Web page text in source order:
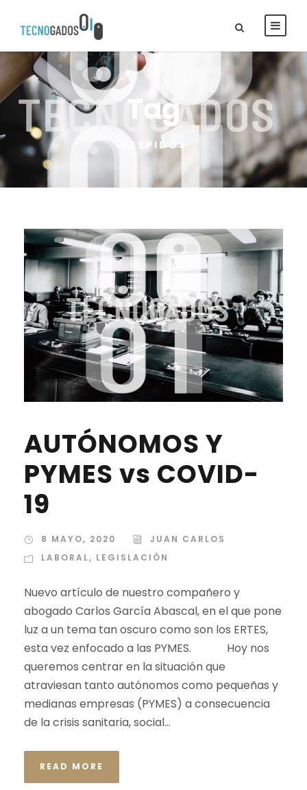
Tag
DESPIDOS
AUTÓNOMOS Y
PYMES vs COVID-
19
8 MAYO, 2020
JUAN CARLOS
LABORAL, LEGISLACIÓN
Nuevo artículo de nuestro compañero y
abogado Carlos García Abascal, en el que pone
luz a un tema tan oscuro como son los ERTES,
esta vez enfocado a las PYMES. Hoy nos
queremos centrar en la situación que
atraviesan tanto autónomos como pequeñas y
medianas empresas (PYMES) a consecuencia
de la crisis sanitaria, social...
READ MORE